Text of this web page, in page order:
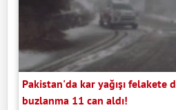
Pakistan'da kar yağışı felakete
buzlanma 11 can aldı!